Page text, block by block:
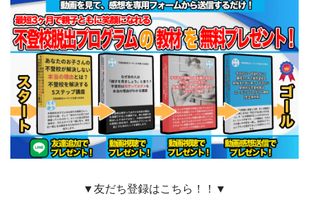
▼友だち登録はこちら！！▼